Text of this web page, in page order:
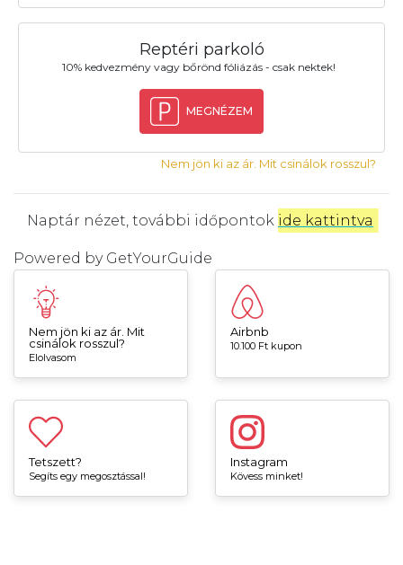
Reptéri parkoló
10% kedvezmény vagy bőrönd fóliázás - csak nektek!
MEGNÉZEM
Nem jön ki az ár. Mit csinálok rosszul?
Naptár nézet, további időpontok ide kattintva
Powered by GetYourGuide
Nem jön ki az ár. Mit
csinálok rosszul?
Elolvasom
Airbnb
10.100 Ft kupon
Tetszett?
Segíts egy megosztással!
Instagram
Kövess minket!